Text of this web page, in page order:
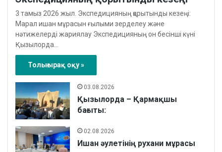
3 тамыз 2026 жыл. Экспедицияның қорытынды кезеңі:
Марал ишан мұрасын ғылыми зерделеу және
нәтижелерді жариялау Экспедицияның он бесінші күні
Қызылорда…
Толығырақ оқу »
03.08.2026
Қызылорда – Қармақшы
бағыты:
02.08.2026
Ишан әулетінің рухани мұрасы